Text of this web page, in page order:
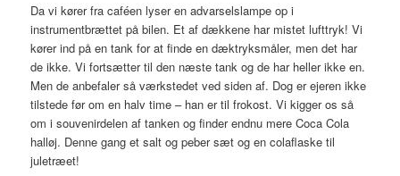
Da vi kører fra caféen lyser en advarselslampe op i
instrumentbrættet på bilen. Et af dækkene har mistet lufttryk! Vi
kører ind på en tank for at finde en dæktryksmåler, men det har
de ikke. Vi fortsætter til den næste tank og de har heller ikke en.
Men de anbefaler så værkstedet ved siden af. Dog er ejeren ikke
tilstede før om en halv time – han er til frokost. Vi kigger os så
om i souvenirdelen af tanken og finder endnu mere Coca Cola
halløj. Denne gang et salt og peber sæt og en colaflaske til
juletræet!